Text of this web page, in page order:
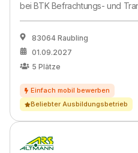
beiBTK Befrachtungs- und
83064 Raubling
01.09.2027
5 Plätze
Beliebter Ausbildungsbetrieb